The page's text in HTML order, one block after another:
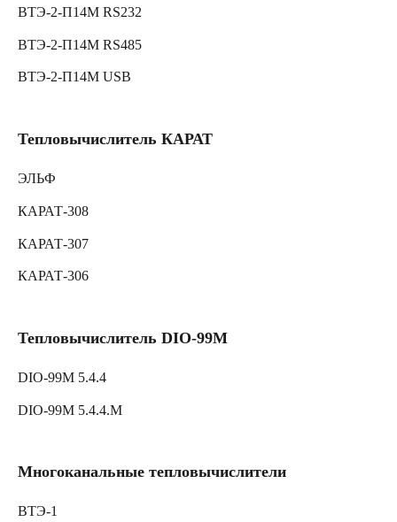
ВТЭ-2-П14М RS232
ВТЭ-2-П14М RS485
ВТЭ-2-П14М USB
Тепловычислитель КАРАТ
ЭЛЬФ
КАРАТ-308
КАРАТ-307
КАРАТ-306
Тепловычислитель DIO-99M
DIO-99M 5.4.4
DIO-99M 5.4.4.M
Многоканальные тепловычислители
ВТЭ-1